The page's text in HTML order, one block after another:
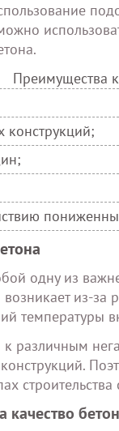
Преимущества
конструкций;
одну из
из-
температуры
к различным
качество